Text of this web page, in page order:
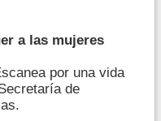
a las mujeres
por una vida
de